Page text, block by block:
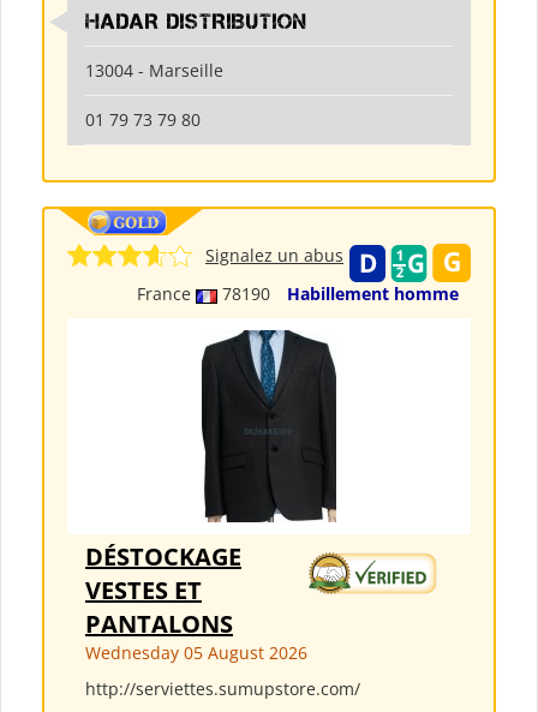
HADAR DISTRIBUTION
13004 - Marseille
01 79 73 79 80
France 78190 Habillement homme
Signalez un abus
DÉSTOCKAGE
VESTES ET
PANTALONS
Wednesday 05 August 2026
http://serviettes.sumupstore.com/